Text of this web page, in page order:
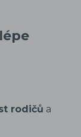
rodičů a